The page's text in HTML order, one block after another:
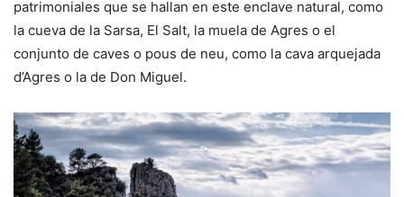
patrimoniales que se hallan en este enclave natural, como
la cueva de la Sarsa, El Salt, la muela de Agres o el
conjunto de caves o pous de neu, como la cava arquejada
d’Agres o la de Don Miguel.